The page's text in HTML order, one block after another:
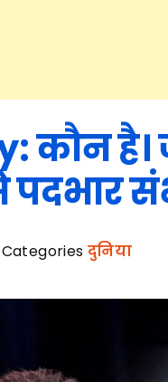
कौन
दुनिया